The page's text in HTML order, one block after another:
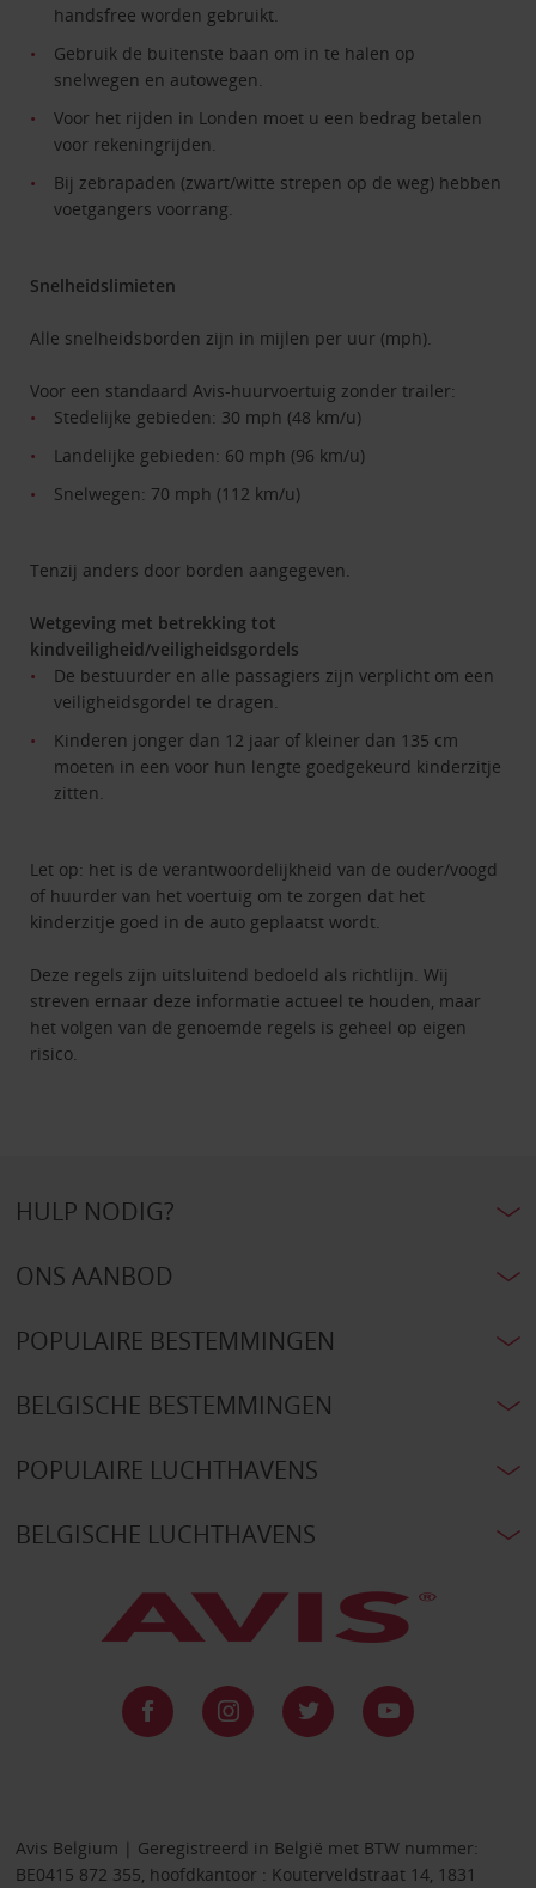
handsfree worden gebruikt.
Gebruik de buitenste baan om in te halen op
snelwegen en autowegen.
Voor het rijden in Londen moet u een bedrag betalen
voor rekeningrijden.
Bij zebrapaden (zwart/witte strepen op de weg) hebben
voetgangers voorrang.
Snelheidslimieten
Alle snelheidsborden zijn in mijlen per uur (mph).
Voor een standaard Avis-huurvoertuig zonder trailer:
Stedelijke gebieden: 30 mph (48 km/u)
Landelijke gebieden: 60 mph (96 km/u)
Snelwegen: 70 mph (112 km/u)
Tenzij anders door borden aangegeven.
Wetgeving met betrekking tot
kindveiligheid/veiligheidsgordels
De bestuurder en alle passagiers zijn verplicht om een
veiligheidsgordel te dragen.
Kinderen jonger dan 12 jaar of kleiner dan 135 cm
moeten in een voor hun lengte goedgekeurd kinderzitje
zitten.
Let op: het is de verantwoordelijkheid van de ouder/voogd
of huurder van het voertuig om te zorgen dat het
kinderzitje goed in de auto geplaatst wordt.
Deze regels zijn uitsluitend bedoeld als richtlijn. Wij
streven ernaar deze informatie actueel te houden, maar
het volgen van de genoemde regels is geheel op eigen
risico.
HULP NODIG?
ONS AANBOD
POPULAIRE BESTEMMINGEN
BELGISCHE BESTEMMINGEN
POPULAIRE LUCHTHAVENS
BELGISCHE LUCHTHAVENS
Avis Belgium | Geregistreerd in België met BTW nummer:
BE0415 872 355, hoofdkantoor : Kouterveldstraat 14, 1831